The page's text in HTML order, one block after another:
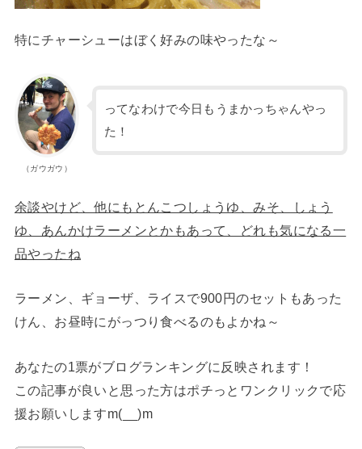
特にチャーシューはぼく好みの味やったな～
（ガウガウ）
ってなわけで今日もうまかっちゃんやっ
た！
余談やけど、他にもとんこつしょうゆ、みそ、しょう
ゆ、あんかけラーメンとかもあって、どれも気になる一
品やったね
ラーメン、ギョーザ、ライスで900円のセットもあった
けん、お昼時にがっつり食べるのもよかね～
あなたの1票がブログランキングに反映されます！
この記事が良いと思った方はポチっとワンクリックで応
援お願いしますm(__)m